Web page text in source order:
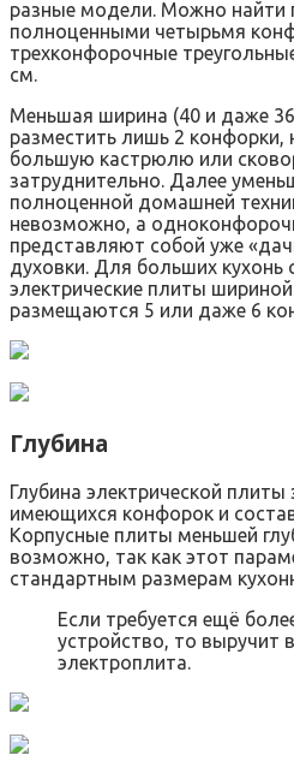
разные модели. Можно найти
полноценными четырьмя
трехконфорочные
см.
Меньшая ширина (40 и даже
разместить лишь 2 конфорки,
большую кастрюлю или
затруднительно. Далее
полноценной домашней
невозможно, а
представляют собой уже
духовки. Для больших кухонь
электрические плиты
размещаются 5 или даже 6
Глубина
Глубина электрической плиты
имеющихся конфорок и
Корпусные плиты меньшей
возможно, так как этот
стандартным размерам
Если требуется ещё
устройство, то выручит
электроплита.